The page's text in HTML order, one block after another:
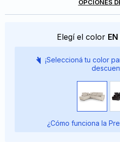
OPCIONES
Elegí el color
¡Seleccioná tu color
¿Cómo funciona la